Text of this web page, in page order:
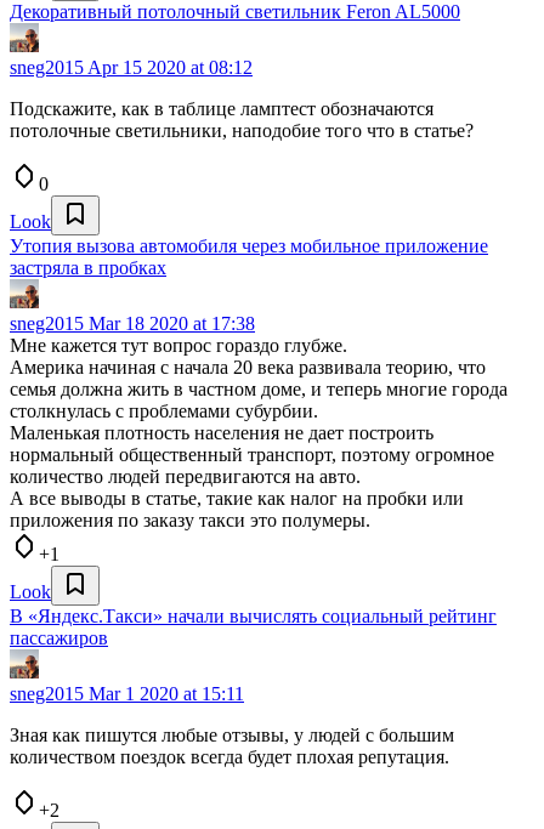
Декоративный потолочный светильник Feron AL5000
sneg2015 Apr 15 2020 at 08:12
Подскажите, как в таблице ламптест обозначаются
потолочные светильники, наподобие того что в статье?
0
Look
Утопия вызова автомобиля через мобильное приложение
застряла в пробках
sneg2015 Mar 18 2020 at 17:38
Мне кажется тут вопрос гораздо глубже.
Америка начиная с начала 20 века развивала теорию, что
семья должна жить в частном доме, и теперь многие города
столкнулась с проблемами субурбии.
Маленькая плотность населения не дает построить
нормальный общественный транспорт, поэтому огромное
количество людей передвигаются на авто.
А все выводы в статье, такие как налог на пробки или
приложения по заказу такси это полумеры.
+1
Look
В «Яндекс.Такси» начали вычислять социальный рейтинг
пассажиров
sneg2015 Mar 1 2020 at 15:11
Зная как пишутся любые отзывы, у людей с большим
количеством поездок всегда будет плохая репутация.
+2